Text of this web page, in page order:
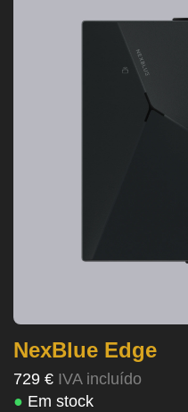
NexBlue Edge
729 € IVA incluído
● Em stock